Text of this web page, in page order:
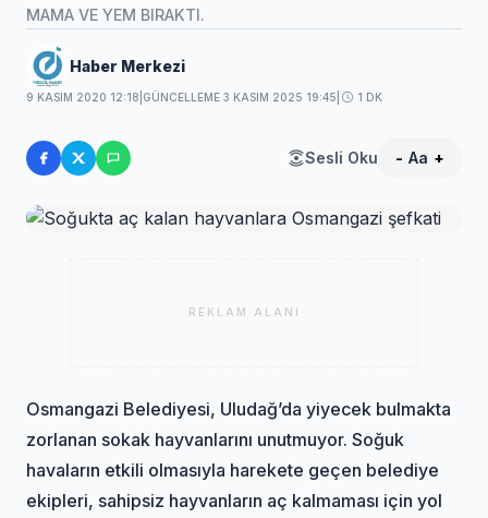
MAMA VE YEM BIRAKTI.
Haber Merkezi
9 KASIM 2020 12:18 GÜNCELLEME 3 KASIM 2025 19:45 1 DK
Sesli Oku - Aa +
REKLAM ALANI
Osmangazi Belediyesi, Uludağ’da yiyecek bulmakta
zorlanan sokak hayvanlarını unutmuyor. Soğuk
havaların etkili olmasıyla harekete geçen belediye
ekipleri, sahipsiz hayvanların aç kalmaması için yol